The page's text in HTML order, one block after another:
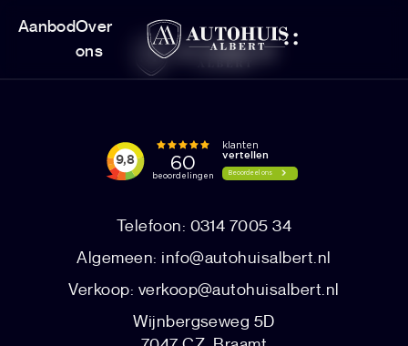
AanbodOver
ons
Telefoon: 0314 7005 34
Algemeen: info@autohuisalbert.nl
Verkoop: verkoop@autohuisalbert.nl
Wijnbergseweg 5D